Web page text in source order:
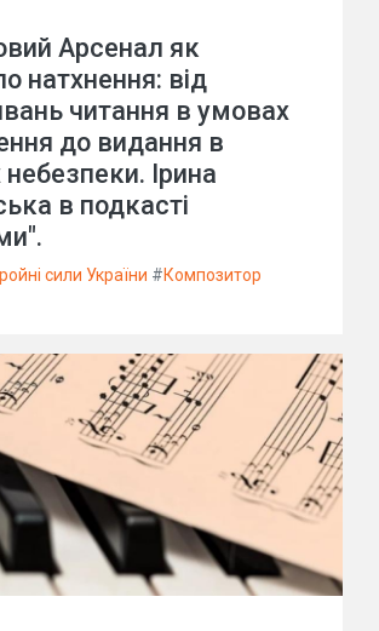
Арсенал як
натхнення: від
читання в умовах
до видання в
Ірина
в подкасті
сили України #Композитор